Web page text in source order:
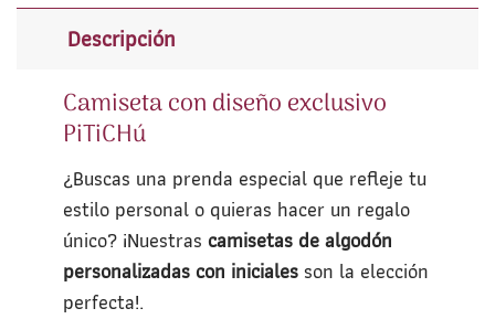
Descripción
Camiseta con diseño exclusivo
PiTiCHú
¿Buscas una prenda especial que refleje tu
estilo personal o quieras hacer un regalo
único? ¡Nuestras camisetas de algodón
personalizadas con inicialesson la elección
perfecta!.